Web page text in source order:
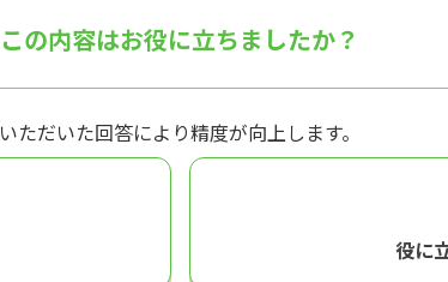
この内容はお役に立ちましたか？
いただいた回答により精度が向上します。
役に